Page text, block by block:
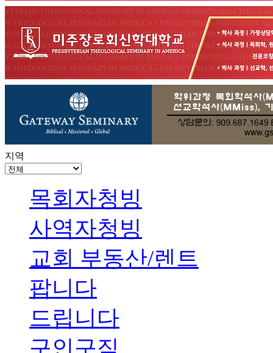
지역
목회자청빙
사역자청빙
교회 부동산/렌트
팝니다
드립니다
구인구직